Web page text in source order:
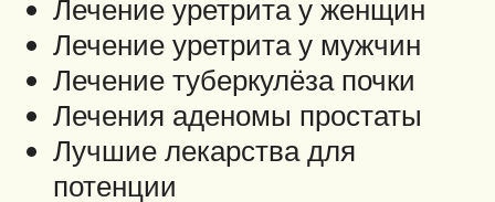
Лечение уретрита у женщин
Лечение уретрита у мужчин
Лечение туберкулёза почки
Лечения аденомы простаты
Лучшие лекарства для
потенции